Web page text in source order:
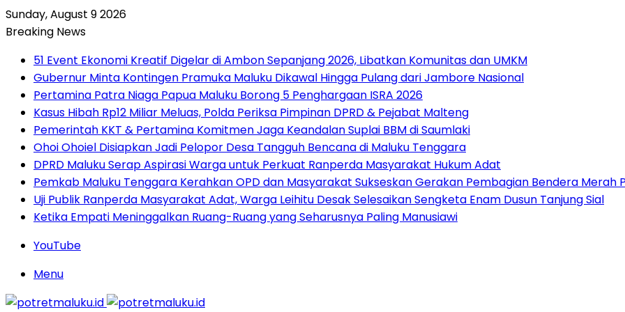
Sunday, August 9 2026
Breaking News
51 Event Ekonomi Kreatif Digelar di Ambon Sepanjang 2026, Libatkan Komunitas dan UMKM
Gubernur Minta Kontingen Pramuka Maluku Dikawal Hingga Pulang dari Jambore Nasional
Pertamina Patra Niaga Papua Maluku Borong 5 Penghargaan ISRA 2026
Kasus Hibah Rp12 Miliar Meluas, Polda Periksa Pimpinan DPRD & Pejabat Malteng
Pemerintah KKT & Pertamina Komitmen Jaga Keandalan Suplai BBM di Saumlaki
Ohoi Ohoiel Disiapkan Jadi Pelopor Desa Tangguh Bencana di Maluku Tenggara
DPRD Maluku Serap Aspirasi Warga untuk Perkuat Ranperda Masyarakat Hukum Adat
Pemkab Maluku Tenggara Kerahkan OPD dan Masyarakat Sukseskan Gerakan Pembagian Bendera Merah
Uji Publik Ranperda Masyarakat Adat, Warga Leihitu Desak Selesaikan Sengketa Enam Dusun Tanjung Sial
Ketika Empati Meninggalkan Ruang-Ruang yang Seharusnya Paling Manusiawi
YouTube
Menu